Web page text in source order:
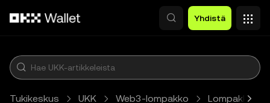
Yhdistä
Tukikeskus UKK Web3-lompakko Lompakko